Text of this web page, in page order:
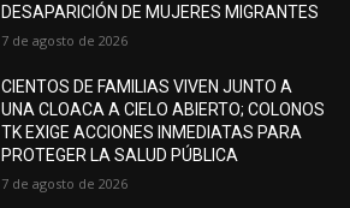
DESAPARICIÓN DE MUJERES MIGRANTES
7 de agosto de 2026
CIENTOS DE FAMILIAS VIVEN JUNTO A
UNA CLOACA A CIELO ABIERTO; COLONOS
TK EXIGE ACCIONES INMEDIATAS PARA
PROTEGER LA SALUD PÚBLICA
7 de agosto de 2026